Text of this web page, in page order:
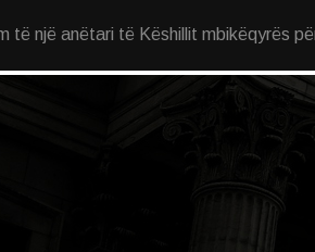
të një anëtari të Këshillit mbikëqyrës